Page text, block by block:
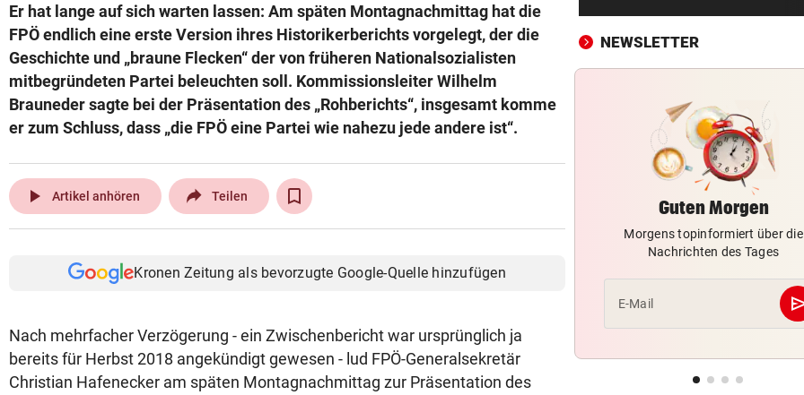
Er hat lange auf sich warten lassen: Am späten Montagnachmittag hat die
FPÖ endlich eine erste Version ihres Historikerberichts vorgelegt, der die
Geschichte und „braune Flecken“ der von früheren Nationalsozialisten
mitbegründeten Partei beleuchten soll. Kommissionsleiter Wilhelm
Brauneder sagte bei der Präsentation des „Rohberichts“, insgesamt komme
er zum Schluss, dass „die FPÖ eine Partei wie nahezu jede andere ist“.
play_arrow Artikel anhören Teilen
Kronen Zeitung als bevorzugte Google-Quelle hinzufügen
Nach mehrfacher Verzögerung - ein Zwischenbericht war ursprünglich ja
bereits für Herbst 2018 angekündigt gewesen - lud FPÖ-Generalsekretär
Christian Hafenecker am späten Montagnachmittag zur Präsentation des
Streit in Bremen: Autofahrer
prügelt Fußgänger tot
URSACHE WOHL BEKANNT vor
Bewohner evakuiert
RÜCKSCHLAG VOR US OPEN vor
Sabalenka und Pegula in
früh ausgeschieden
SEGELN: vor
OeSV-Duos bei Olympia-
LA auf Endrang acht
vor
von ProSieben zu RTL
NEWSLETTER
Guten Morgen
Morgens topinformiert über die
Nachrichten des Tages
E-Mail